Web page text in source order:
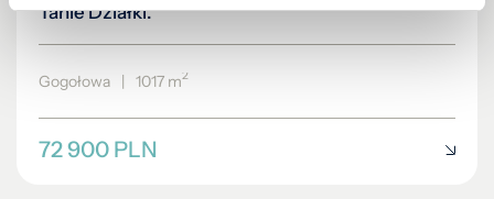
Tanie Działki.
Gogołowa | 1017 m2
72 900 PLN